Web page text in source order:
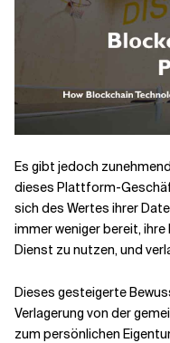
Es gibt jedoch
dieses Plattform-
sich des Wertes ihrer
immer weniger bereit,
Dienst zu nutzen, und
Dieses gesteigerte
Verlagerung von der
zum persönlichen